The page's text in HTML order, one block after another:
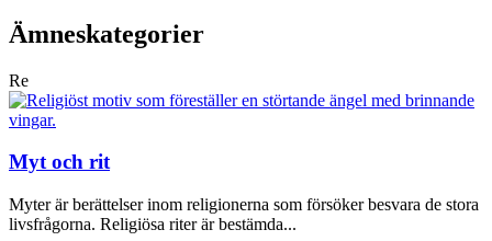
Ämneskategorier
Re
Myt och rit
Myter är berättelser inom religionerna som försöker besvara de stora
livsfrågorna. Religiösa riter är bestämda...